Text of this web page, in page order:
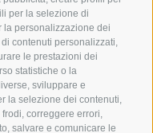
per la selezione di
la personalizzazione dei
contenuti personalizzati,
le prestazioni dei
statistiche o la
sviluppare e
la selezione dei contenuti,
correggere errori,
salvare e comunicare le